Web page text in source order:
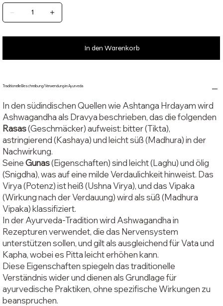
In den Warenkorb
Traditionelle Beschreibung/Verwendung im Ayurveda
In den südindischen Quellen wie Ashtanga Hrdayam wird
Ashwagandha als Dravya beschrieben, das die folgenden
Rasas(Geschmäcker) aufweist: bitter (Tikta),
astringierend (Kashaya) und leicht süß (Madhura) in der
Nachwirkung.
SeineGunas(Eigenschaften) sind leicht (Laghu) und ölig
(Snigdha), was auf eine milde Verdaulichkeit hinweist. Das
Virya (Potenz) ist heiß (Ushna Virya), und das Vipaka
(Wirkung nach der Verdauung) wird als süß (Madhura
Vipaka) klassifiziert.
In der Ayurveda-Tradition wird Ashwagandha in
Rezepturen verwendet, die das Nervensystem
unterstützen sollen, und gilt als ausgleichend für Vata und
Kapha, wobei es Pitta leicht erhöhen kann.
Diese Eigenschaften spiegeln das traditionelle
Verständnis wider und dienen als Grundlage für
ayurvedische Praktiken, ohne spezifische Wirkungen zu
beanspruchen.